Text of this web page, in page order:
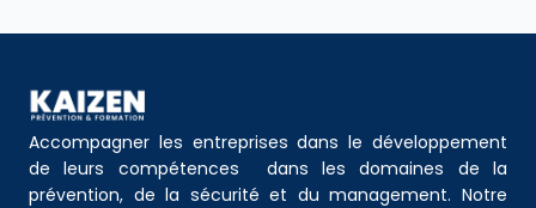
Accompagner les entreprises dans le développement
de leurs compétences  dans les domaines de la
prévention, de la sécurité et du management. Notre